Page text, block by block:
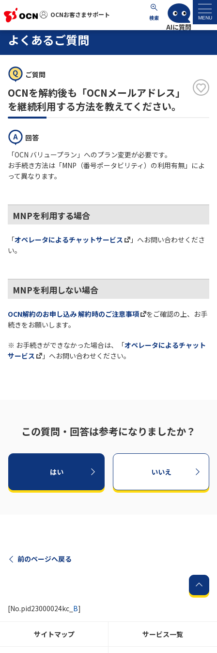
OCNお客さまサポート 検索 MENU
OCNお客さまサポート
サポートトップ
サービス名から探す
工事・故障情報
お問い合わせ
履歴・お気に入り
NTTドコモビジネスのお客さ
まはこちら
サービス
OCN サービス一覧
よくあるご質問
ご質問
OCNを解約後も「OCNメールアドレス」
を継続利用する方法を教えてください。
回答
「OCN バリュープラン」へのプラン変更が必要です。
お手続き方法は「MNP（番号ポータビリティ）の利用有無」によ
って異なります。
MNPを利用する場合
「オペレータによるチャットサービス
」へお問い合わせくださ
い。
MNPを利用しない場合
OCN解約のお申し込み 解約時のご注意事項
をご確認の上、お手
続きをお願いします。
※ お手続きができなかった場合は、「オペレータによるチャット
サービス
」へお問い合わせください。
この質問・回答は参考になりましたか？
はい いいえ
前のページへ戻る
[No.pid23000024kc_ B]
サイトマップ サービス一覧